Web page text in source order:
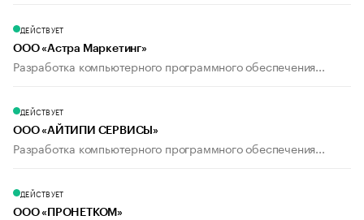
ДЕЙСТВУЕТ
ООО «Астра Маркетинг»
Разработка компьютерного программного обеспечения...
ДЕЙСТВУЕТ
ООО «АЙТИПИ СЕРВИСЫ»
Разработка компьютерного программного обеспечения...
ДЕЙСТВУЕТ
ООО «ПРОНЕТКОМ»